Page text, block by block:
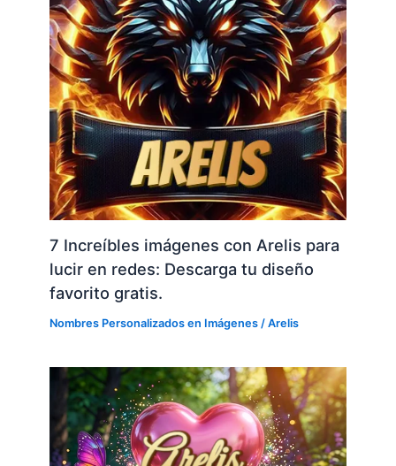
7 Increíbles imágenes con Arelis para
lucir en redes: Descarga tu diseño
favorito gratis.
Nombres Personalizados en Imágenes /Arelis